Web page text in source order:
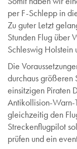
per F-Schlepp in
Zu guter Letzt
Stunden Flug über
Schleswig
Die
durchaus größeren
einsitzigen Piraten
Antikollision-Warn-
gleichzeitig den
Streckenflugpilot
prüfen und ein